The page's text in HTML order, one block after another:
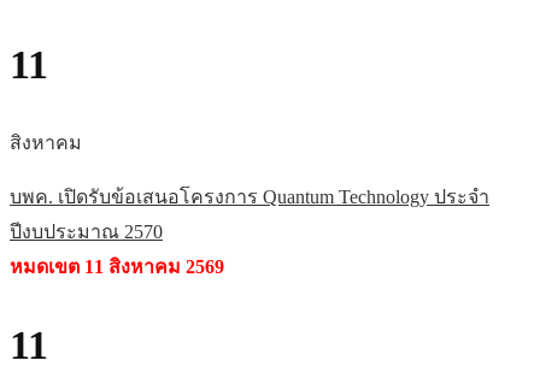
11
สิงหาคม
บพค. เปิดรับข้อเสนอโครงการ Quantum Technology ประจำ
ปีงบประมาณ 2570
หมดเขต 11 สิงหาคม 2569
11